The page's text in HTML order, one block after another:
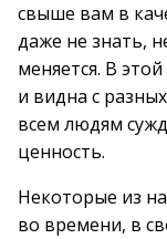
свыше вам в
даже не знать,
меняется. В
и видна с
всем людям
ценность.
Некоторые из
во времени, в